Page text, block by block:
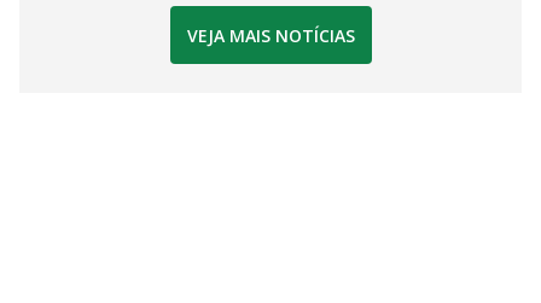
VEJA MAIS NOTÍCIAS